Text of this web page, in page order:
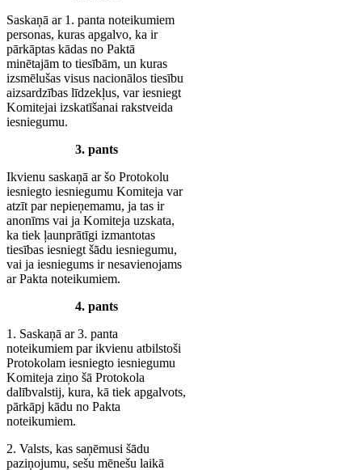
Saskaņā ar 1. panta noteikumiem
personas, kuras apgalvo, ka ir
pārkāptas kādas no Paktā
minētajām to tiesībām, un kuras
izsmēlušas visus nacionālos tiesību
aizsardzības līdzekļus, var iesniegt
Komitejai izskatīšanai rakstveida
iesniegumu.
3. pants
Ikvienu saskaņā ar šo Protokolu
iesniegto iesniegumu Komiteja var
atzīt par nepieņemamu, ja tas ir
anonīms vai ja Komiteja uzskata,
ka tiek ļaunprātīgi izmantotas
tiesības iesniegt šādu iesniegumu,
vai ja iesniegums ir nesavienojams
ar Pakta noteikumiem.
4. pants
1. Saskaņā ar 3. panta
noteikumiem par ikvienu atbilstoši
Protokolam iesniegto iesniegumu
Komiteja ziņo šā Protokola
dalībvalstij, kura, kā tiek apgalvots,
pārkāpj kādu no Pakta
noteikumiem.
2. Valsts, kas saņēmusi šādu
paziņojumu, sešu mēnešu laikā